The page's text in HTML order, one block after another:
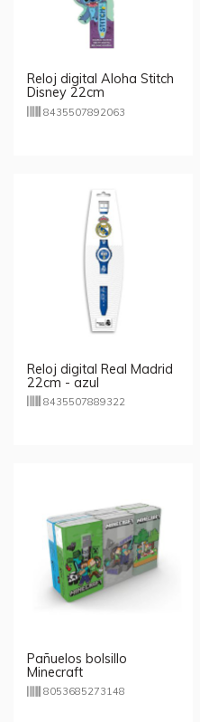
Reloj digital Aloha Stitch
Disney 22cm
8435507892063
Reloj digital Real Madrid
22cm - azul
8435507889322
Pañuelos bolsillo
Minecraft
8053685273148